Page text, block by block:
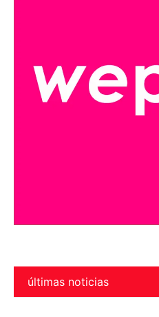
últimas noticias